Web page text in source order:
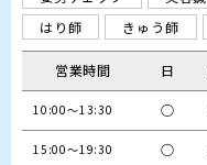
はり師
きゅう師
営業時間 日
10:00～13:30 ○
15:00～19:30 ○